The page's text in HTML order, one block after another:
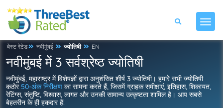
बेस्ट रेटेड नवीमुंबई ज्योतिषी EN
नवीमुंबई में 3 सर्वश्रेष्ठ ज्योतिषी
नवीमुंबई, महाराष्ट्र में विशेषज्ञों द्वारा अनुशंसित शीर्ष 3 ज्योतिषी। हमारे सभी ज्योतिषी
कठोर 50-अंक निरीक्षण का सामना करते हैं, जिसमें ग्राहक समीक्षाएं, इतिहास, शिकायत,
रेटिंग्स, संतुष्टि, विश्वास, लागत और उनकी सामान्य उत्कृष्टता शामिल है। आप सबसे
बेहतरीन के ही हकदार हैं!